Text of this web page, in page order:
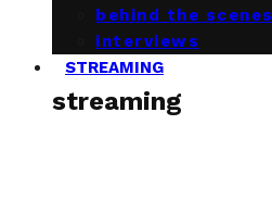
behind the scenes
interviews
STREAMING
streaming